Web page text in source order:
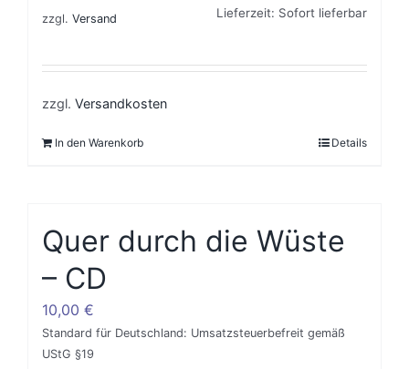
zzgl. Versand Lieferzeit: Sofort lieferbar
zzgl. Versandkosten
In den Warenkorb Details
Quer durch die Wüste
– CD
10,00 €
Standard für Deutschland: Umsatzsteuerbefreit gemäß
UStG §19